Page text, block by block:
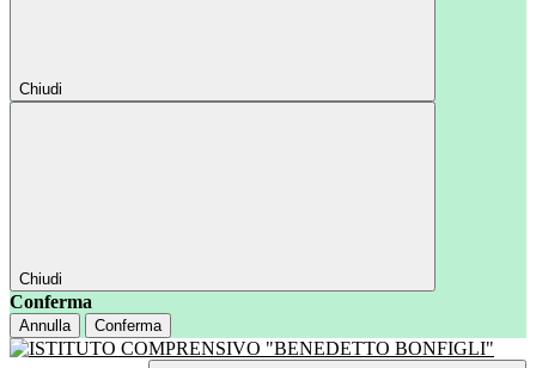
Chiudi
Chiudi
Conferma
Annulla Conferma